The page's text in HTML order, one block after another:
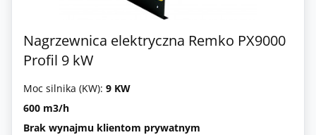
Nagrzewnica elektryczna Remko PX9000
Profil 9 kW
Moc silnika (KW): 9 KW
600 m3/h
Brak wynajmu klientom prywatnym